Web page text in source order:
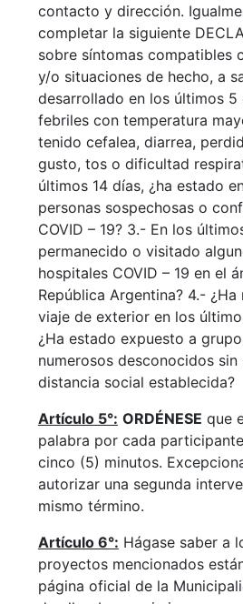
contacto y dirección.
completar la siguiente
sobre síntomas compatibles
y/o situaciones de hecho, a
desarrollado en los últimos 5
febriles con temperatura
tenido cefalea, diarrea,
gusto, tos o dificultad
últimos 14 días, ¿ha estado
personas sospechosas o
COVID – 19? 3.- En los
permanecido o visitado
hospitales COVID – 19 en el
República Argentina? 4.-
viaje de exterior en los
¿Ha estado expuesto a
numerosos desconocidos sin
distancia social establecida?
Artículo 5°: ORDÉNESE que
palabra por cada
cinco (5) minutos.
autorizar una segunda
mismo término.
Artículo 6°: Hágase saber a
proyectos mencionados
página oficial de la